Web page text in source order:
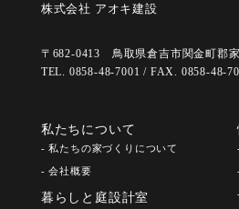
株式会社 アオキ建設
〒682-0413 鳥取県倉吉市関金町郡
TEL. 0858-48-7001 / FAX. 0858-48-
私たちについて
- 私たちの家づくりについて
- 会社概要
暮らしと庭設計室